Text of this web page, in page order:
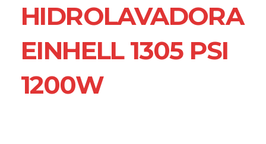
HIDROLAVADORA
EINHELL 1305 PSI
1200W